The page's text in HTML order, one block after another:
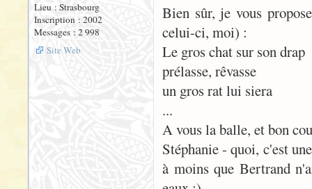
Lieu : Strasbourg
Inscription : 2002
Messages : 2 998
Site Web
Bien sûr, je vous
celui-ci, moi) :
Le gros chat sur son drap
prélasse, rêvasse
un gros rat lui siera
...
A vous la balle, et bon
Stéphanie - quoi, c'est
à moins que Bertrand